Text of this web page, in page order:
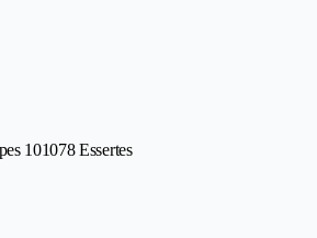
101078 Essertes